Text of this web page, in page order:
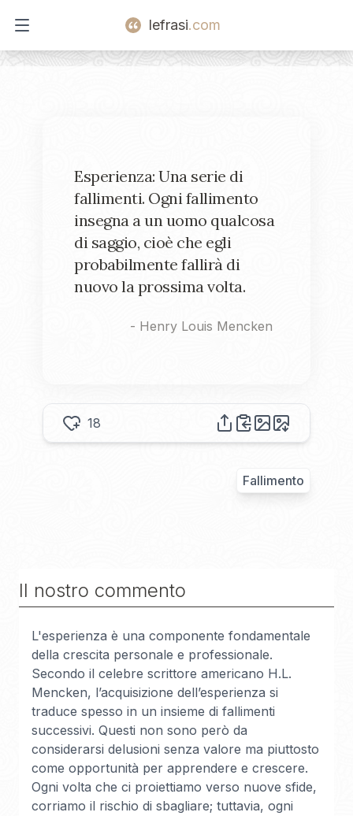
Open main menu
lefrasi.com
Esperienza: Una serie di
fallimenti. Ogni fallimento
insegna a un uomo qualcosa
di saggio, cioè che egli
probabilmente fallirà di
nuovo la prossima volta.
- Henry Louis Mencken
18
Fallimento
Il nostro commento
L'esperienza è una componente fondamentale
della crescita personale e professionale.
Secondo il celebre scrittore americano H.L.
Mencken, l’acquisizione dell’esperienza si
traduce spesso in un insieme di fallimenti
successivi. Questi non sono però da
considerarsi delusioni senza valore ma piuttosto
come opportunità per apprendere e crescere.
Ogni volta che ci proiettiamo verso nuove sfide,
corriamo il rischio di sbagliare; tuttavia, ogni